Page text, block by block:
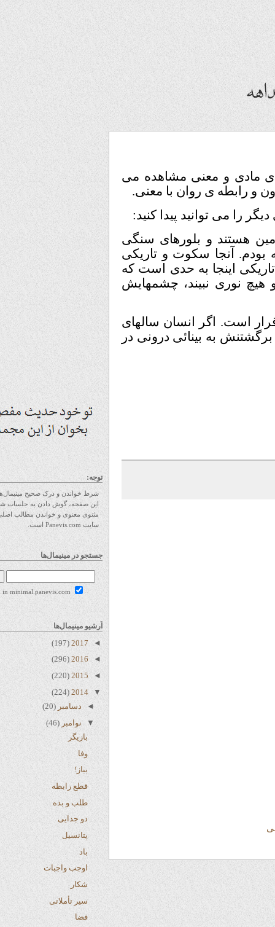
توجه:
شرط خواندن و درک صحیح مینیمال‌های
این صفحه، گوش دادن به جلسات شرح
مثنوی معنوی و خواندن مطالب اصلی
سایت Panevis.com است.
جستجو در مینیمال‌ها
Search in minimal.panevis.com
آرشیو مینیمال‌ها
◄
2017
(197)
2016
(296)
2015
(220)
2014
(224)
◄
دسامبر(20)
▼
نوامبر(46)
بازیگر
وفا
بباز!
قطع رابطه
طلب و بده
دو جدایی
پتانسیل
باد
اوجب واجبات
شکار
سیر تأملاتی
فضا
و معنی مشاهده می
رابطه ی روان با معنی.
می توانید پیدا کنید:
هستند و بلورهای سنگی
آنجا سکوت و تاریکی
اینجا به حدی است که
نوری نبیند، چشمهایش
است. اگر انسان سالهای
به بینائی درونی در